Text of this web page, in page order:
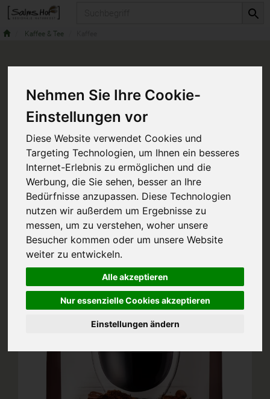
Nehmen Sie Ihre Cookie-
Einstellungen vor
Diese Website verwendet Cookies und
Targeting Technologien, um Ihnen ein besseres
Internet-Erlebnis zu ermöglichen und die
Werbung, die Sie sehen, besser an Ihre
Bedürfnisse anzupassen. Diese Technologien
nutzen wir außerdem um Ergebnisse zu
messen, um zu verstehen, woher unsere
Besucher kommen oder um unsere Website
weiter zu entwickeln.
Alle akzeptieren
Nur essenzielle Cookies akzeptieren
Einstellungen ändern
Kaffee & Tee